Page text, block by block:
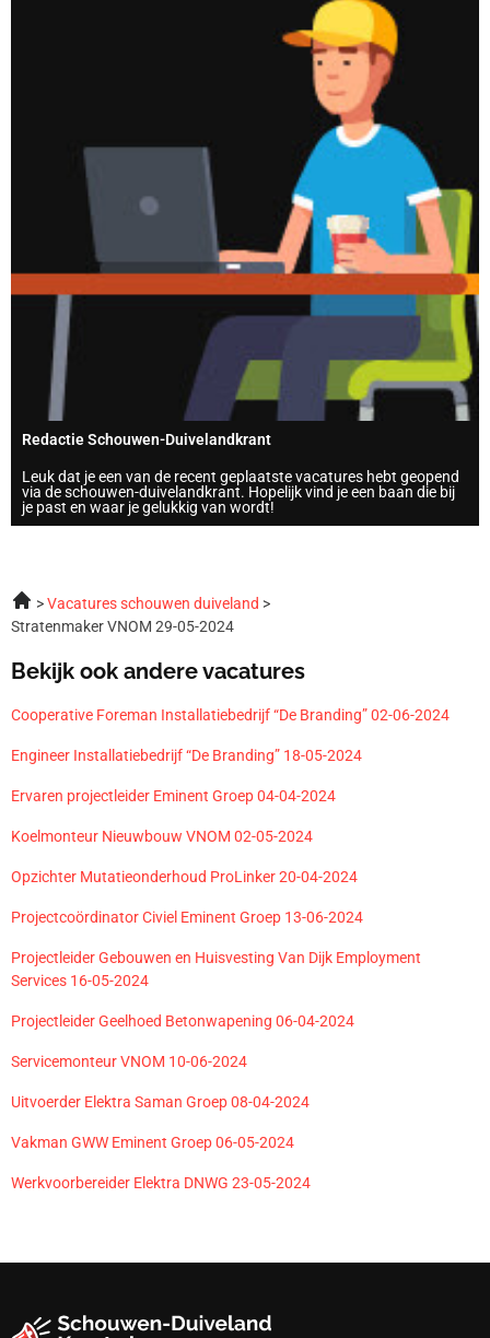
Redactie Schouwen-Duivelandkrant
Leuk dat je een van de recent geplaatste vacatures hebt geopend
via de schouwen-duivelandkrant. Hopelijk vind je een baan die bij
je past en waar je gelukkig van wordt!
Vacatures schouwen duiveland
Stratenmaker VNOM 29-05-2024
Bekijk ook andere vacatures
Cooperative Foreman Installatiebedrijf “De Branding” 02-06-2024
Engineer Installatiebedrijf “De Branding” 18-05-2024
Ervaren projectleider Eminent Groep 04-04-2024
Koelmonteur Nieuwbouw VNOM 02-05-2024
Opzichter Mutatieonderhoud ProLinker 20-04-2024
Projectcoördinator Civiel Eminent Groep 13-06-2024
Projectleider Gebouwen en Huisvesting Van Dijk Employment
Services 16-05-2024
Projectleider Geelhoed Betonwapening 06-04-2024
Servicemonteur VNOM 10-06-2024
Uitvoerder Elektra Saman Groep 08-04-2024
Vakman GWW Eminent Groep 06-05-2024
Werkvoorbereider Elektra DNWG 23-05-2024